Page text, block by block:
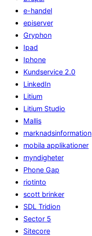
e-handel
episerver
Gryphon
Ipad
Iphone
Kundservice 2.0
LinkedIn
Litium
Litium Studio
Mallis
marknadsinformation
mobila applikationer
myndigheter
Phone Gap
riotinto
scott brinker
SDL Tridion
Sector 5
Sitecore